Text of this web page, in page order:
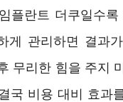
플란트 더쿠일수
게 관리하면 결과
무리한 힘을 주지
국 비용 대비 효과